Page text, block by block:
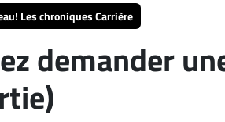
Les chroniques Carrière
demander